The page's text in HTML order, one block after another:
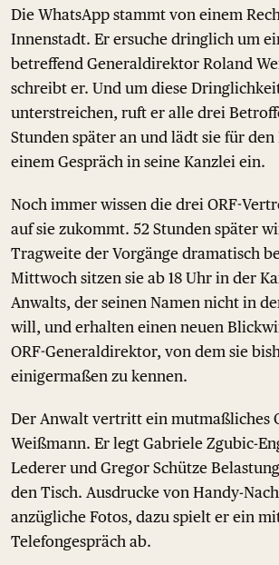
Die WhatsApp stammt von einem
Innenstadt. Er ersuche dringlich um
betreffend Generaldirektor Roland
schreibt er. Und um diese
unterstreichen, ruft er alle drei
Stunden später an und lädt sie für
einem Gespräch in seine Kanzlei ein.
Noch immer wissen die drei ORF-
auf sie zukommt. 52 Stunden später
Tragweite der Vorgänge dramatisch
Mittwoch sitzen sie ab 18 Uhr in der
Anwalts, der seinen Namen nicht in
will, und erhalten einen neuen
ORF-Generaldirektor, von dem sie
einigermaßen zu kennen.
Der Anwalt vertritt ein mutmaßliches
Weißmann. Er legt Gabriele Zgubic-
Lederer und Gregor Schütze
den Tisch. Ausdrucke von Handy-
anzügliche Fotos, dazu spielt er ein
Telefongespräch ab.